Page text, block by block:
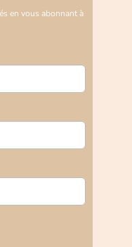
en vous abonnant à